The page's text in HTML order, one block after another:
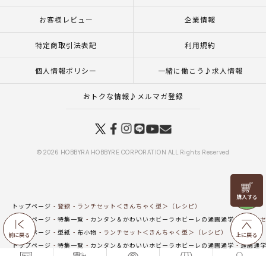
前に戻る
リリヤン
フェア
上に戻る
お客様レビュー 企業情報
特定商取引法表記 利用規約
個人情報ポリシー 一緒に働こう♪求人情報
おトクな情報♪メルマガ登録
© 2026 HOBBYRA HOBBYRE CORPORATION ALL Rights Reserved
トップページ 登録
ランチセット＜きんちゃく型＞（レシピ）
トップページ
特集一覧 カンタン＆かわいいホビーラホビーレの通園通学
ランチ
トップページ
型紙 布小物
ランチセット＜きんちゃく型＞（レシピ）
トップページ
特集一覧 カンタン＆かわいいホビーラホビーレの通園通学
通園通